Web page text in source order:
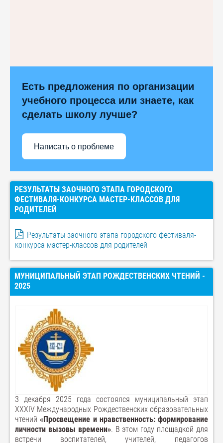
Есть предложения по организации
учебного процесса или знаете, как
сделать школу лучше?
Написать о проблеме
РЕЗУЛЬТАТЫ ЗАОЧНОГО ЭТАПА ГОРОДСКОГО
ФЕСТИВАЛЯ-КОНКУРСА МАСТЕР-КЛАССОВ ДЛЯ
РОДИТЕЛЕЙ
Результаты заочного этапа городского фестиваля-
конкурса мастер-классов для родителей
МУНИЦИПАЛЬНЫЙ ЭТАП РОЖДЕСТВЕНСКИХ ЧТЕНИЙ -
2025
3 декабря 2025 года состоялся муниципальный этап
XXХIV Международных Рождественских образовательных
чтений«Просвещение и нравственность: формирование
личности вызовы времени». В этом году площадкой для
встречи воспитателей, учителей, педагогов